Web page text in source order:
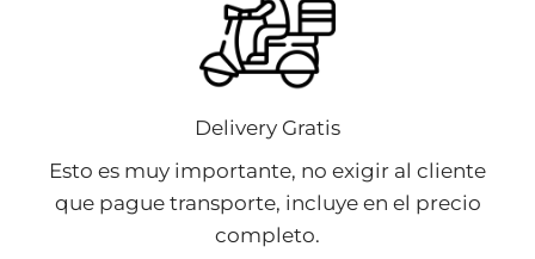
Delivery Gratis
Esto es muy importante, no exigir al cliente
que pague transporte, incluye en el precio
completo.